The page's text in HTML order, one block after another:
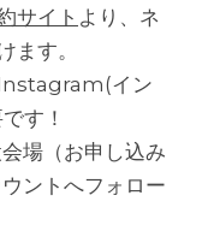
サイト より、ネ
ます。
イン
す！
場（お申し込み
ントへフォロー